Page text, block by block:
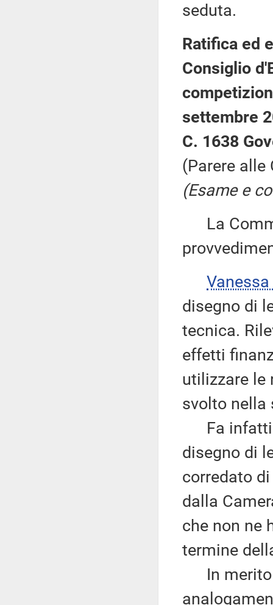
seduta.
Ratifica ed
Consiglio
settembre
C. 1638
(Parere alle
(Esame e
La
Vanessa
disegno di
tecnica.
effetti
utilizzare le
svolto nella
Fa infatti
disegno di
corredato
dalla
che non ne
termine
In merito